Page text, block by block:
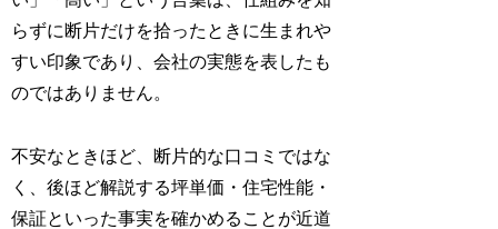
らずに断片だけを拾ったときに生まれや
すい印象であり、会社の実態を表したも
のではありません。
不安なときほど、断片的な口コミではな
く、後ほど解説する坪単価・住宅性能・
保証といった事実を確かめることが近道